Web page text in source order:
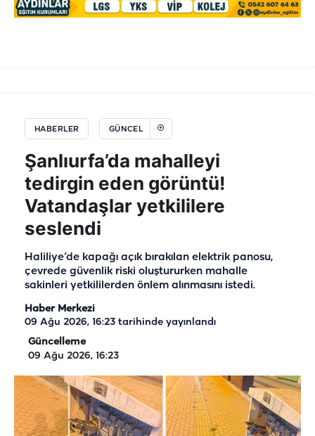
HABERLER GÜNCEL
Şanlıurfa’da mahalleyi
tedirgin eden görüntü!
Vatandaşlar yetkililere
seslendi
Haliliye’de kapağı açık bırakılan elektrik panosu,
çevrede güvenlik riski oluştururken mahalle
sakinleri yetkililerden önlem alınmasını istedi.
Haber Merkezi
09 Ağu 2026, 16:23 tarihinde yayınlandı
Güncelleme
09 Ağu 2026, 16:23